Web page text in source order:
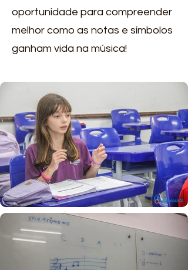
oportunidade para compreender
melhor como as notas e símbolos
ganham vida na música!